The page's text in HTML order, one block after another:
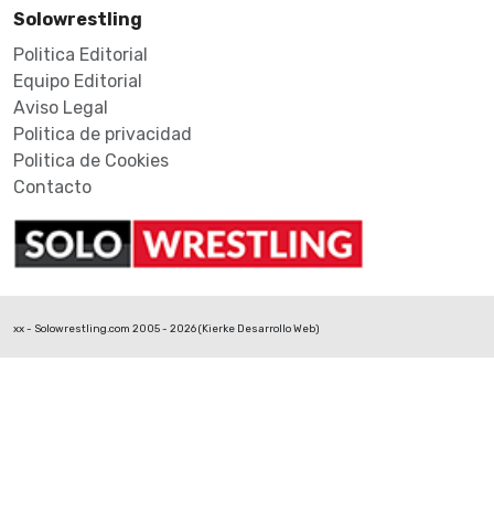
Solowrestling
Politica Editorial
Equipo Editorial
Aviso Legal
Politica de privacidad
Politica de Cookies
Contacto
xx - Solowrestling.com 2005 - 2026 (Kierke Desarrollo Web)